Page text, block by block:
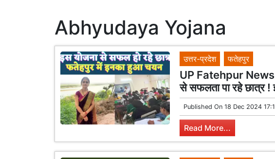
Abhyudaya Yojana
उत्तर-प्रदेश फतेहपुर
UP Fatehpur News:
से सफलता पा रहे छात्र !
Published On 18 Dec 2024
Read More...